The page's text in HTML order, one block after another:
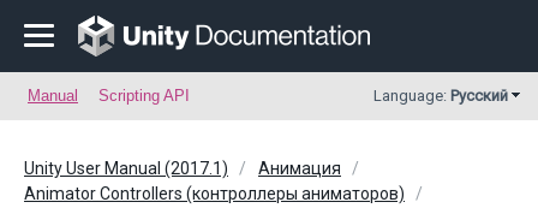
Manual Scripting API Language: Русский
Unity User Manual (2017.1)
Анимация
Animator Controllers (контроллеры аниматоров)